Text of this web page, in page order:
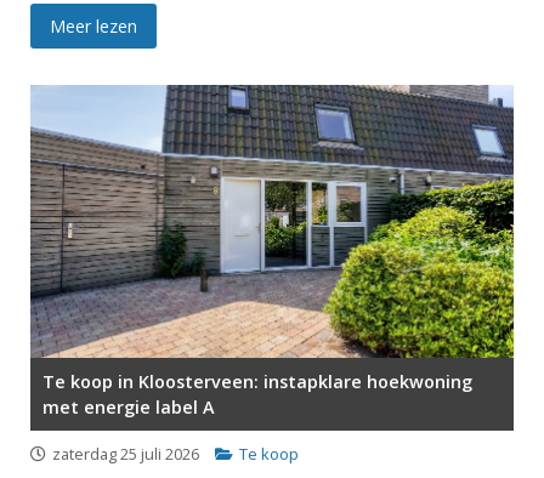
Meer lezen
Te koop in Kloosterveen: instapklare hoekwoning
met energie label A
zaterdag 25 juli 2026 Te koop